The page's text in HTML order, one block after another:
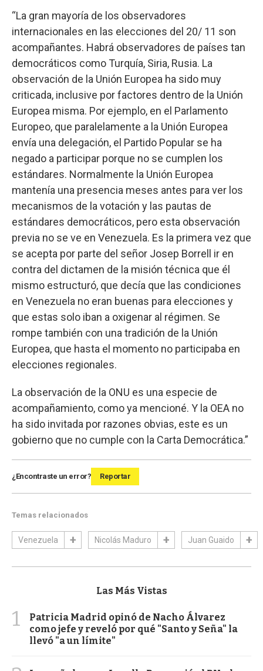
“La gran mayoría de los observadores
internacionales en las elecciones del 20/ 11 son
acompañantes. Habrá observadores de países tan
democráticos como Turquía, Siria, Rusia. La
observación de la Unión Europea ha sido muy
criticada, inclusive por factores dentro de la Unión
Europea misma. Por ejemplo, en el Parlamento
Europeo, que paralelamente a la Unión Europea
envía una delegación, el Partido Popular se ha
negado a participar porque no se cumplen los
estándares. Normalmente la Unión Europea
mantenía una presencia meses antes para ver los
mecanismos de la votación y las pautas de
estándares democráticos, pero esta observación
previa no se ve en Venezuela. Es la primera vez que
se acepta por parte del señor Josep Borrell ir en
contra del dictamen de la misión técnica que él
mismo estructuró, que decía que las condiciones
en Venezuela no eran buenas para elecciones y
que estas solo iban a oxigenar al régimen. Se
rompe también con una tradición de la Unión
Europea, que hasta el momento no participaba en
elecciones regionales.
La observación de la ONU es una especie de
acompañamiento, como ya mencioné. Y la OEA no
ha sido invitada por razones obvias, este es un
gobierno que no cumple con la Carta Democrática.”
¿Encontraste un error? Reportar
Temas relacionados
Venezuela Nicolás Maduro Juan Guaido
Las Más Vistas
1
Patricia Madrid opinó de Nacho Álvarez
como jefe y reveló por qué "Santo y Seña" la
llevó "a un límite"